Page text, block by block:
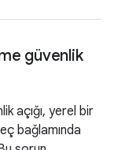
güvenlik
açığı, yerel bir
bağlamında